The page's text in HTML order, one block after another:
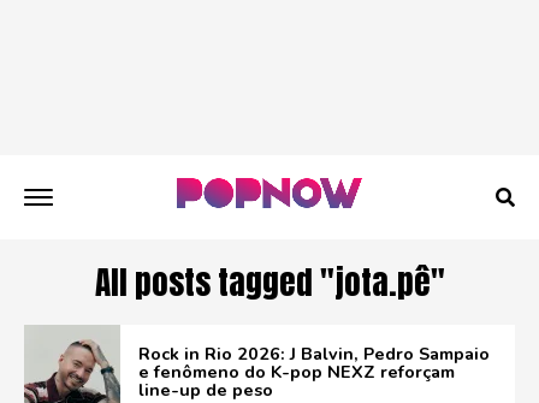
All posts tagged "jota.pê"
Rock in Rio 2026: J Balvin, Pedro Sampaio
e fenômeno do K-pop NEXZ reforçam
line-up de peso